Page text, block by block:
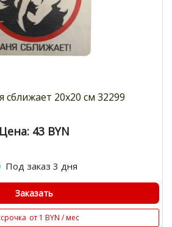
сближает 20х20 см 32299
Цена: 43 BYN
Под заказ 3 дня
Заказать
от 1 BYN / мес